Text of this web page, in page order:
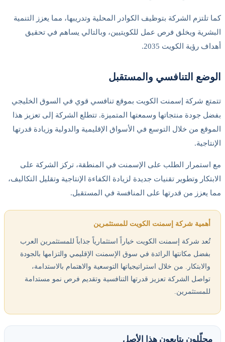
تلتزم الشركة بتوظيف الكوادر المحلية وتدريبها، مما يعزز التنمية
ويخلق فرص عمل للكويتيين، وبالتالي يساهم في تحقيق
رؤية الكويت 2035.
التنافسي والمستقبل
شركة إسمنت الكويت بموقع تنافسي قوي في السوق الخليجي
جودة منتجاتها وسمعتها المتميزة. تتطلع الشركة إلى تعزيز هذا
من خلال التوسع في الأسواق الإقليمية والدولية وزيادة قدرتها
استمرار الطلب على الإسمنت في المنطقة، تركز الشركة على
وتطوير تقنيات جديدة لزيادة الكفاءة الإنتاجية وتقليل التكاليف،
يعزز من قدرتها على المنافسة في المستقبل.
أهمية شركة إسمنت الكويت للمستثمرين
تُعد شركة إسمنت الكويت خياراً استثمارياً جذاباً للمستثمرين العرب
بفضل مكانتها الرائدة في سوق الإسمنت الإقليمي والتزامها بالجودة
والابتكار. من خلال استراتيجياتها التوسعية والاهتمام بالاستدامة،
تواصل الشركة تعزيز قدرتها التنافسية وتقديم فرص نمو مستدامة
للمستثمرين.
محلّلون يتابعون هذا الأصل